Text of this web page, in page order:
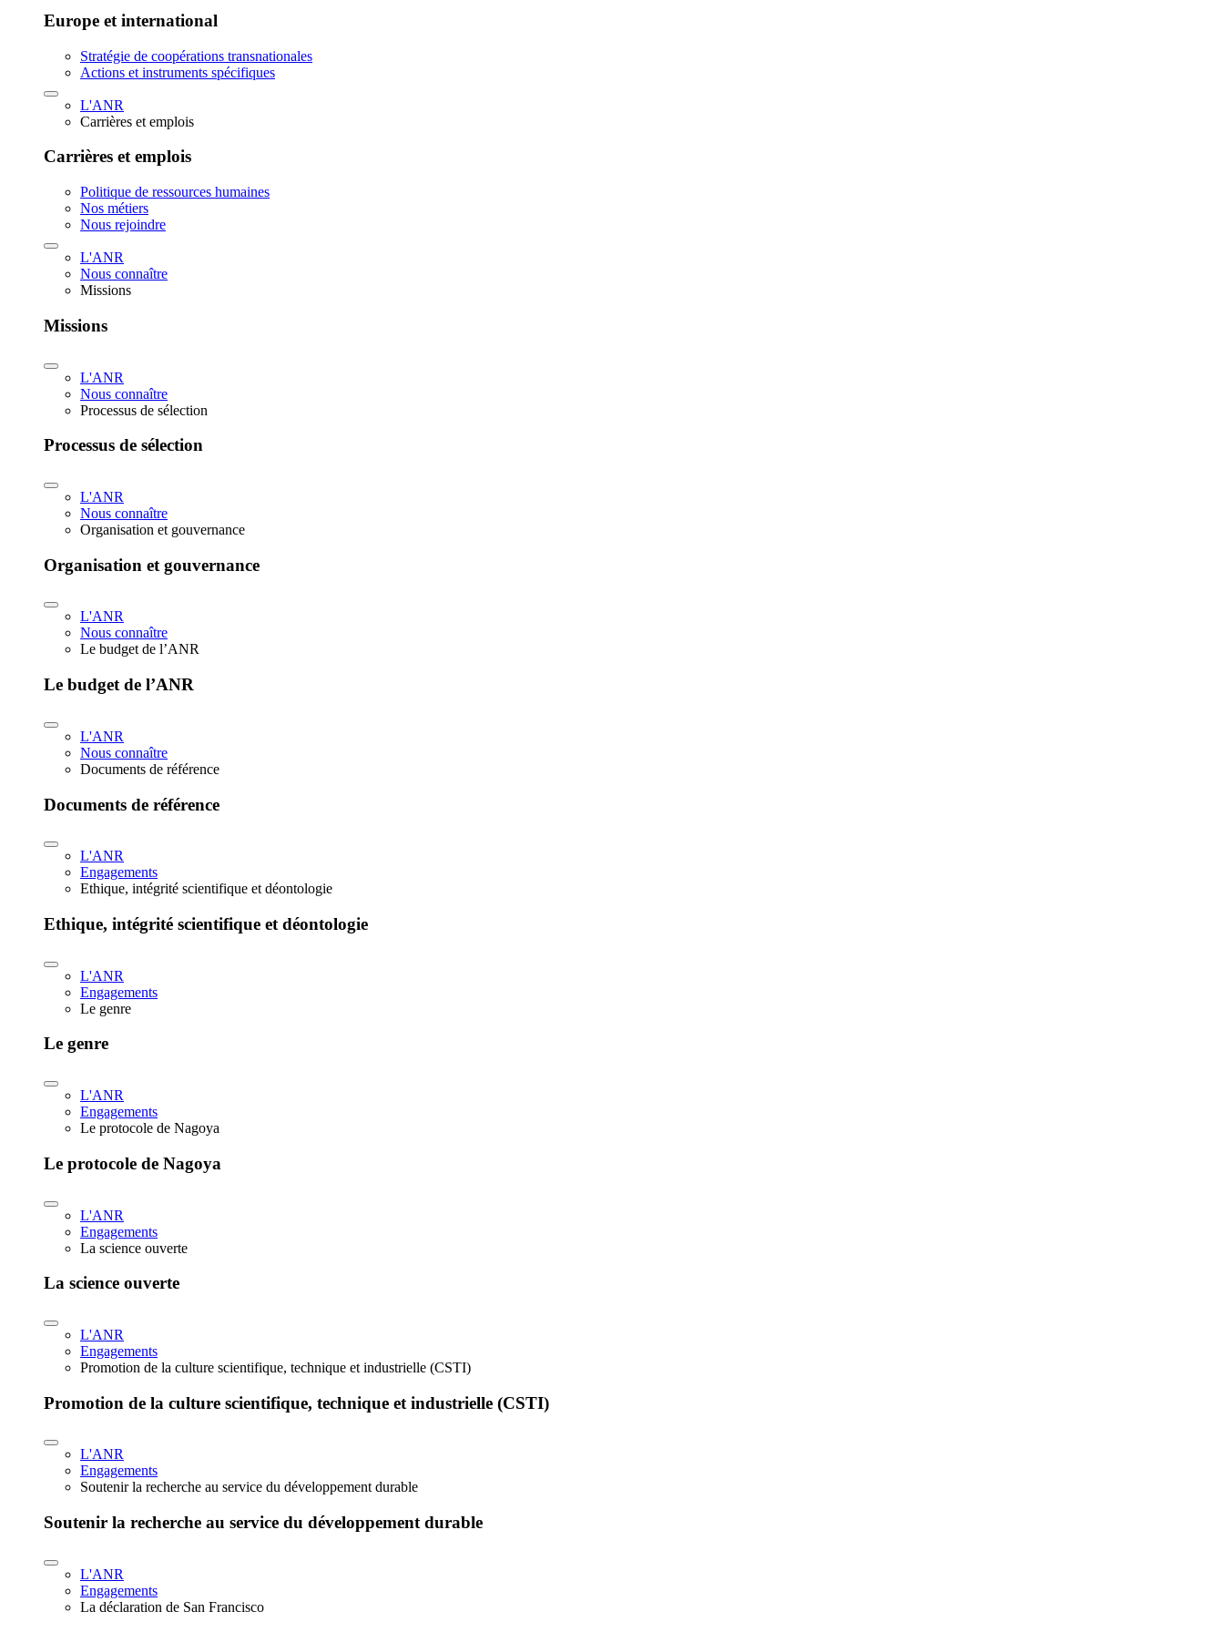
Europe et international
Stratégie de coopérations transnationales
Actions et instruments spécifiques
L'ANR
Carrières et emplois
Carrières et emplois
Politique de ressources humaines
Nos métiers
Nous rejoindre
L'ANR
Nous connaître
Missions
Missions
L'ANR
Nous connaître
Processus de sélection
Processus de sélection
L'ANR
Nous connaître
Organisation et gouvernance
Organisation et gouvernance
L'ANR
Nous connaître
Le budget de l’ANR
Le budget de l’ANR
L'ANR
Nous connaître
Documents de référence
Documents de référence
L'ANR
Engagements
Ethique, intégrité scientifique et déontologie
Ethique, intégrité scientifique et déontologie
L'ANR
Engagements
Le genre
Le genre
L'ANR
Engagements
Le protocole de Nagoya
Le protocole de Nagoya
L'ANR
Engagements
La science ouverte
La science ouverte
L'ANR
Engagements
Promotion de la culture scientifique, technique et industrielle (CSTI)
Promotion de la culture scientifique, technique et industrielle (CSTI)
L'ANR
Engagements
Soutenir la recherche au service du développement durable
Soutenir la recherche au service du développement durable
L'ANR
Engagements
La déclaration de San Francisco